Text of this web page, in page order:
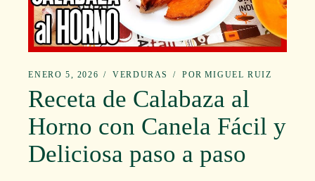
ENERO 5, 2026 VERDURAS POR MIGUEL RUIZ
Receta de Calabaza al
Horno con Canela Fácil y
Deliciosa paso a paso